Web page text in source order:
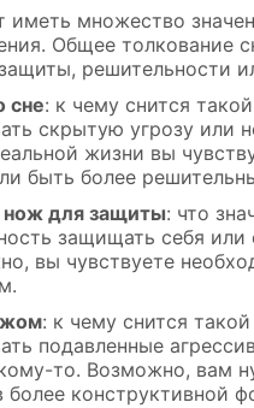
множество
Общее толкование
решительности
сне: к чему снится
скрытую угрозу или
жизни вы
быть более
нож для защиты: что
защищать себя
вы чувствуете
: к чему снится
подавленные
то. Возможно, вам
конструктивной